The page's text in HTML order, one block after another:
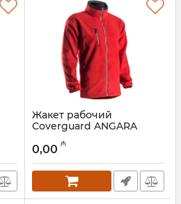
Жакет рабочий
Coverguard ANGARA
Артикул:
0,00 ₼